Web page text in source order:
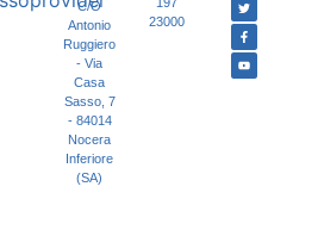
C/O
Antonio
Ruggiero
- Via
Casa
Sasso, 7
- 84014
Nocera
Inferiore
(SA)
23000